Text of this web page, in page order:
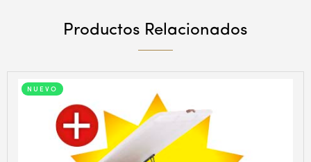
Productos Relacionados
NUEVO